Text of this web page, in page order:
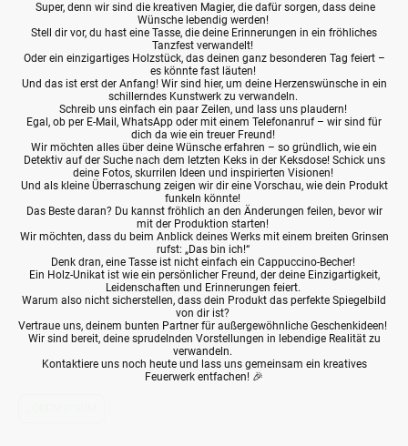
Super, denn wir sind die kreativen Magier, die dafür sorgen, dass deine
Wünsche lebendig werden!
Stell dir vor, du hast eine Tasse, die deine Erinnerungen in ein fröhliches
Tanzfest verwandelt!
Oder ein einzigartiges Holzstück, das deinen ganz besonderen Tag feiert –
es könnte fast läuten!
Und das ist erst der Anfang! Wir sind hier, um deine Herzenswünsche in ein
schillerndes Kunstwerk zu verwandeln.
Schreib uns einfach ein paar Zeilen, und lass uns plaudern!
Egal, ob per E-Mail, WhatsApp oder mit einem Telefonanruf – wir sind für
dich da wie ein treuer Freund!
Wir möchten alles über deine Wünsche erfahren – so gründlich, wie ein
Detektiv auf der Suche nach dem letzten Keks in der Keksdose! Schick uns
deine Fotos, skurrilen Ideen und inspirierten Visionen!
Und als kleine Überraschung zeigen wir dir eine Vorschau, wie dein Produkt
funkeln könnte!
Das Beste daran? Du kannst fröhlich an den Änderungen feilen, bevor wir
mit der Produktion starten!
Wir möchten, dass du beim Anblick deines Werks mit einem breiten Grinsen
rufst: „Das bin ich!“
Denk dran, eine Tasse ist nicht einfach ein Cappuccino-Becher!
Ein Holz-Unikat ist wie ein persönlicher Freund, der deine Einzigartigkeit,
Leidenschaften und Erinnerungen feiert.
Warum also nicht sicherstellen, dass dein Produkt das perfekte Spiegelbild
von dir ist?
Vertraue uns, deinem bunten Partner für außergewöhnliche Geschenkideen!
Wir sind bereit, deine sprudelnden Vorstellungen in lebendige Realität zu
verwandeln.
Kontaktiere uns noch heute und lass uns gemeinsam ein kreatives
Feuerwerk entfachen! 🎉